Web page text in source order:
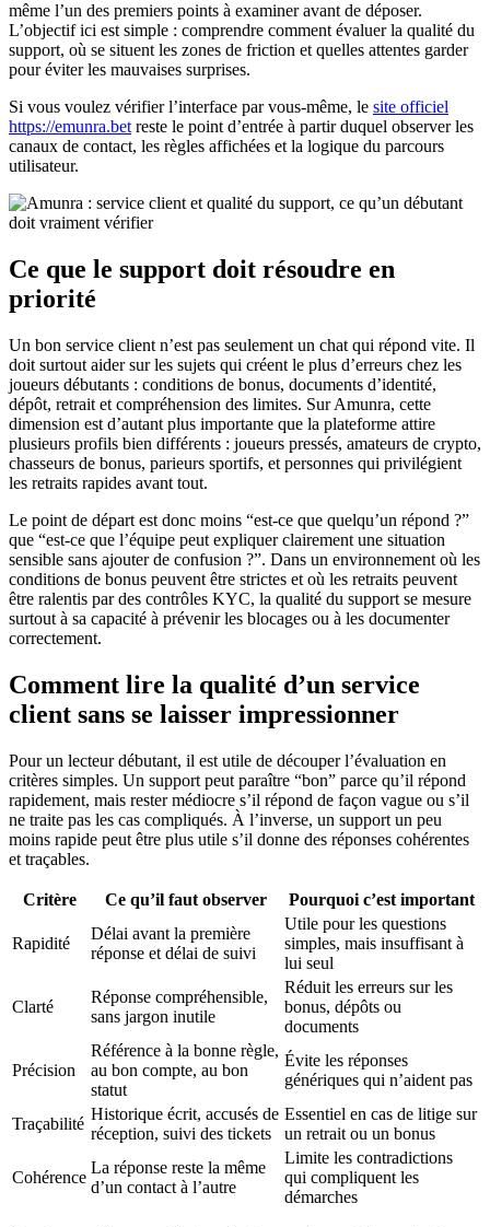
même l’un des premiers points à examiner avant de déposer.
L’objectif ici est simple : comprendre comment évaluer la qualité du
support, où se situent les zones de friction et quelles attentes garder
pour éviter les mauvaises surprises.
Si vous voulez vérifier l’interface par vous-même, le site officiel
https://emunra.betreste le point d’entrée à partir duquel observer les
canaux de contact, les règles affichées et la logique du parcours
utilisateur.
Ce que le support doit résoudre en
priorité
Un bon service client n’est pas seulement un chat qui répond vite. Il
doit surtout aider sur les sujets qui créent le plus d’erreurs chez les
joueurs débutants : conditions de bonus, documents d’identité,
dépôt, retrait et compréhension des limites. Sur Amunra, cette
dimension est d’autant plus importante que la plateforme attire
plusieurs profils bien différents : joueurs pressés, amateurs de crypto,
chasseurs de bonus, parieurs sportifs, et personnes qui privilégient
les retraits rapides avant tout.
Le point de départ est donc moins “est-ce que quelqu’un répond ?”
que “est-ce que l’équipe peut expliquer clairement une situation
sensible sans ajouter de confusion ?”. Dans un environnement où les
conditions de bonus peuvent être strictes et où les retraits peuvent
être ralentis par des contrôles KYC, la qualité du support se mesure
surtout à sa capacité à prévenir les blocages ou à les documenter
correctement.
Comment lire la qualité d’un service
client sans se laisser impressionner
Pour un lecteur débutant, il est utile de découper l’évaluation en
critères simples. Un support peut paraître “bon” parce qu’il répond
rapidement, mais rester médiocre s’il répond de façon vague ou s’il
ne traite pas les cas compliqués. À l’inverse, un support un peu
moins rapide peut être plus utile s’il donne des réponses cohérentes
et traçables.
Critère Ce qu’il faut observer Pourquoi c’est important
Rapidité
Délai avant la première
réponse et délai de suivi
Utile pour les questions
simples, mais insuffisant à
lui seul
Clarté
Réponse compréhensible,
sans jargon inutile
Réduit les erreurs sur les
bonus, dépôts ou
documents
Précision
Référence à la bonne règle,
au bon compte, au bon
statut
Évite les réponses
génériques qui n’aident pas
Traçabilité
Historique écrit, accusés de
réception, suivi des tickets
Essentiel en cas de litige sur
un retrait ou un bonus
Cohérence
La réponse reste la même
d’un contact à l’autre
Limite les contradictions
qui compliquent les
démarches